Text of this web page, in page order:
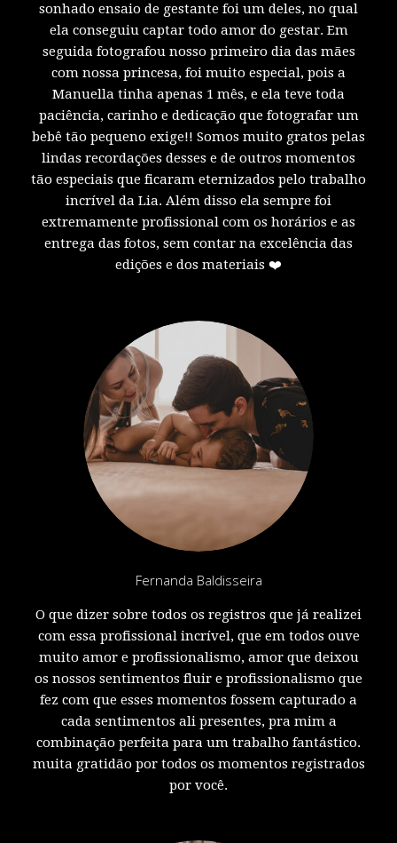
sonhado ensaio de gestante foi um deles, no qual
ela conseguiu captar todo amor do gestar. Em
seguida fotografou nosso primeiro dia das mães
com nossa princesa, foi muito especial, pois a
Manuella tinha apenas 1 mês, e ela teve toda
paciência, carinho e dedicação que fotografar um
bebê tão pequeno exige!! Somos muito gratos pelas
lindas recordações desses e de outros momentos
tão especiais que ficaram eternizados pelo trabalho
incrível da Lia. Além disso ela sempre foi
extremamente profissional com os horários e as
entrega das fotos, sem contar na excelência das
edições e dos materiais ❤️
Fernanda Baldisseira
O que dizer sobre todos os registros que já realizei
com essa profissional incrível, que em todos ouve
muito amor e profissionalismo, amor que deixou
os nossos sentimentos fluir e profissionalismo que
fez com que esses momentos fossem capturado a
cada sentimentos ali presentes, pra mim a
combinação perfeita para um trabalho fantástico.
muita gratidão por todos os momentos registrados
por você.